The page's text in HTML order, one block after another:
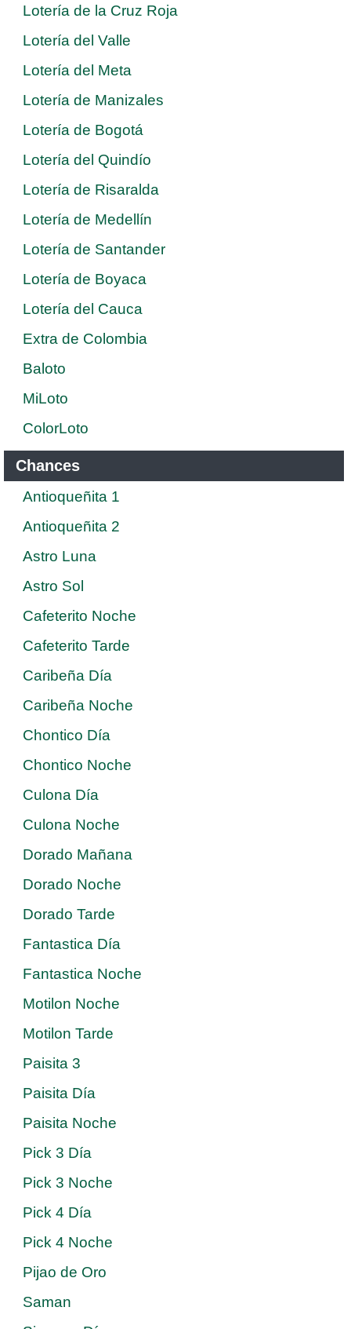
Lotería de la Cruz Roja
Lotería del Valle
Lotería del Meta
Lotería de Manizales
Lotería de Bogotá
Lotería del Quindío
Lotería de Risaralda
Lotería de Medellín
Lotería de Santander
Lotería de Boyaca
Lotería del Cauca
Extra de Colombia
Baloto
MiLoto
ColorLoto
Chances
Antioqueñita 1
Antioqueñita 2
Astro Luna
Astro Sol
Cafeterito Noche
Cafeterito Tarde
Caribeña Día
Caribeña Noche
Chontico Día
Chontico Noche
Culona Día
Culona Noche
Dorado Mañana
Dorado Noche
Dorado Tarde
Fantastica Día
Fantastica Noche
Motilon Noche
Motilon Tarde
Paisita 3
Paisita Día
Paisita Noche
Pick 3 Día
Pick 3 Noche
Pick 4 Día
Pick 4 Noche
Pijao de Oro
Saman